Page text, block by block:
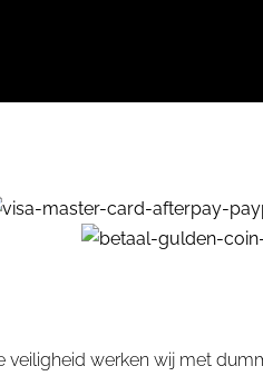
veiligheid werken wij met